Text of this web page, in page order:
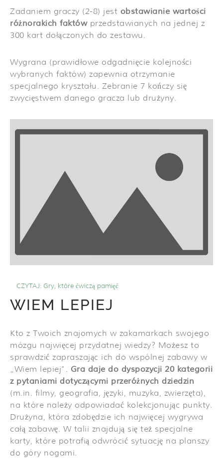
Zadaniem graczy (2-8) jest obstawianie wartości
różnorakich faktów przedstawianych na jednej z
300 kart dołączonych do zestawu.
Wygrana (prawidłowe odgadnięcie kolejności
wybranych faktów) zapewnia otrzymanie
specjalnego kryształu. Zebranie 7 kończy się
zwycięstwem danego gracza lub drużyny.
CZYTAJ: Gry, które ćwiczą pamięć
WIEM LEPIEJ
Kto z Twoich znajomych w zakamarkach swojego
mózgu najwięcej przydatnej wiedzy? Możesz to
sprawdzić zapraszając ich do wspólnej zabawy w
„Wiem lepiej”. Gra daje do dyspozycji 20 kategorii
z pytaniami dotyczącymi przeróżnych dziedzin
(m.in. filmy, geografia, języki, muzyka, zwierzęta),
na które należy odpowiadać kolekcjonując punkty.
Drużyna, która zdobędzie ich najwięcej wygrywa
całą zabawę. W talii znajdują się też specjalne
karty, które potrafią odwrócić sytuację na planszy
do góry nogami.